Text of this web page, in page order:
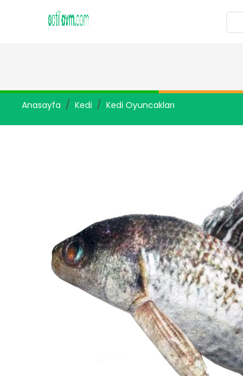
Anasayfa Kedi Kedi Oyuncakları